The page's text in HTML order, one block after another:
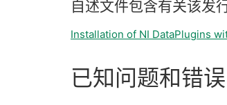
自述文件包含有关该发
Installation of NI DataPlugins
已知问题和错误